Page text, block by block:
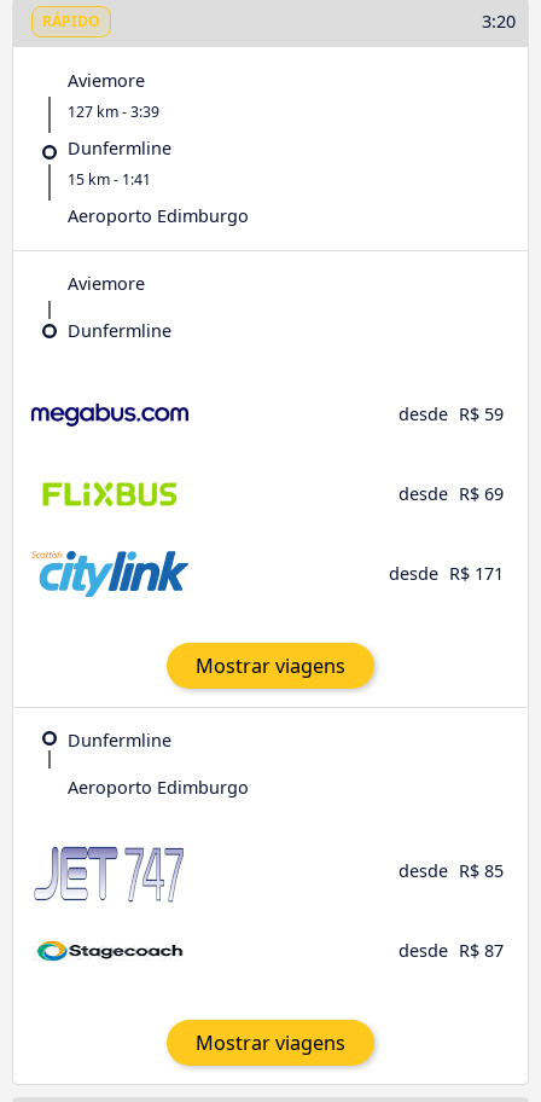
RÁPIDO 3:20
Aviemore
127 km - 3:39
Dunfermline
15 km - 1:41
Aeroporto Edimburgo
Aviemore
Dunfermline
desde R$ 59
desde R$ 69
desde R$ 171
Mostrar viagens
Dunfermline
Aeroporto Edimburgo
desde R$ 85
desde R$ 87
Mostrar viagens